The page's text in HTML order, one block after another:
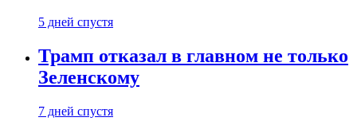
5 дней спустя
Трамп отказал в главном не только
Зеленскому
7 дней спустя